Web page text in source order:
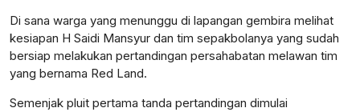
Di sana warga yang menunggu di lapangan gembira melihat
kesiapan H Saidi Mansyur dan tim sepakbolanya yang sudah
bersiap melakukan pertandingan persahabatan melawan tim
yang bernama Red Land.
Semenjak pluit pertama tanda pertandingan dimulai